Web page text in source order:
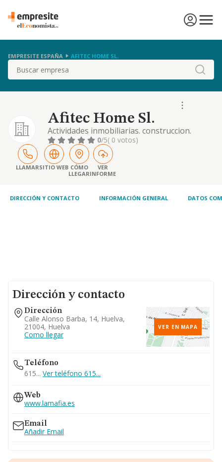
EMPRESITE ESPAÑA AFITEC HOME SL.
Buscar
Afitec Home Sl.
Actividades inmobiliarias. construccion.
actividades de construcción especializada.
agentes de la propiedad inmobiliara
0/5( 0 votos)
LLAMARSITIO WEB CÓMO
LLEGAR
VER
INFORME
DIRECCIÓN Y CONTACTO INFORMACIÓN GENERAL DATOS
Dirección y contacto
Dirección
Calle Alonso Barba, 14, Huelva,
21004, Huelva
Como llegar
VER EN MAPA
Teléfono
615... Ver teléfono 615...
Web
www.lamafia.es
Email
Añadir Email